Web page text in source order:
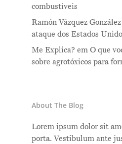
combustíveis
Ramón Vázquez González
ataque dos Estados
Me Explica? em O que
sobre agrotóxicos para
About The Blog
Lorem ipsum dolor sit
porta. Vestibulum ante